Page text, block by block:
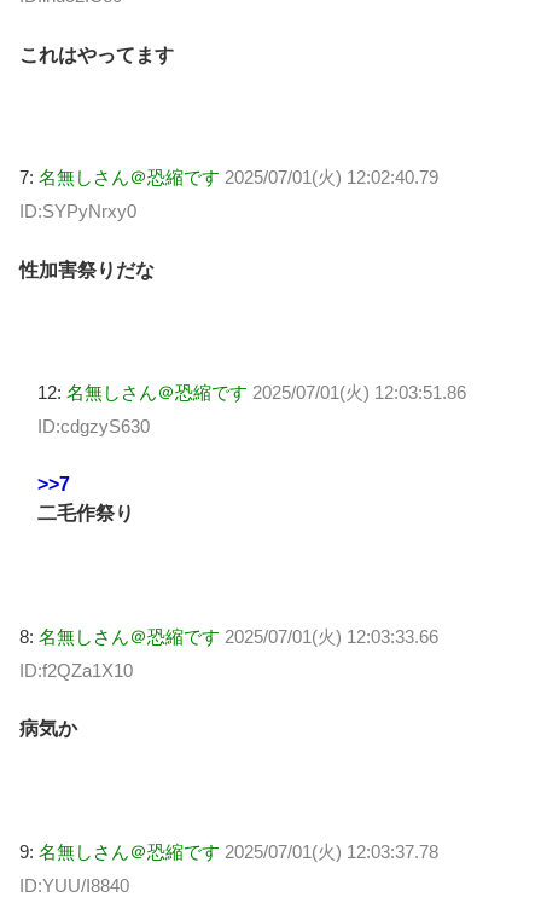
これはやってます
7: 名無しさん＠恐縮です 2025/07/01(火) 12:02:40.79
ID:SYPyNrxy0
性加害祭りだな
12: 名無しさん＠恐縮です 2025/07/01(火) 12:03:51.86
ID:cdgzyS630
>>7
二毛作祭り
8: 名無しさん＠恐縮です 2025/07/01(火) 12:03:33.66
ID:f2QZa1X10
病気か
9: 名無しさん＠恐縮です 2025/07/01(火) 12:03:37.78
ID:YUU/I8840